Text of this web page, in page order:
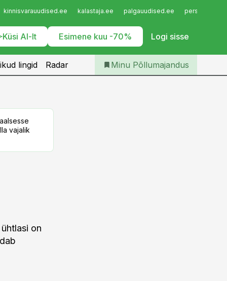
kinnisvarauudised.ee kalastaja.ee palgauudised.ee
Küsi AI-lt Esimene kuu -70% Logi sisse
Iseteenindus
Telli Põllumajandus
lingid Radar Minu Põllumajandus
vajalik
on